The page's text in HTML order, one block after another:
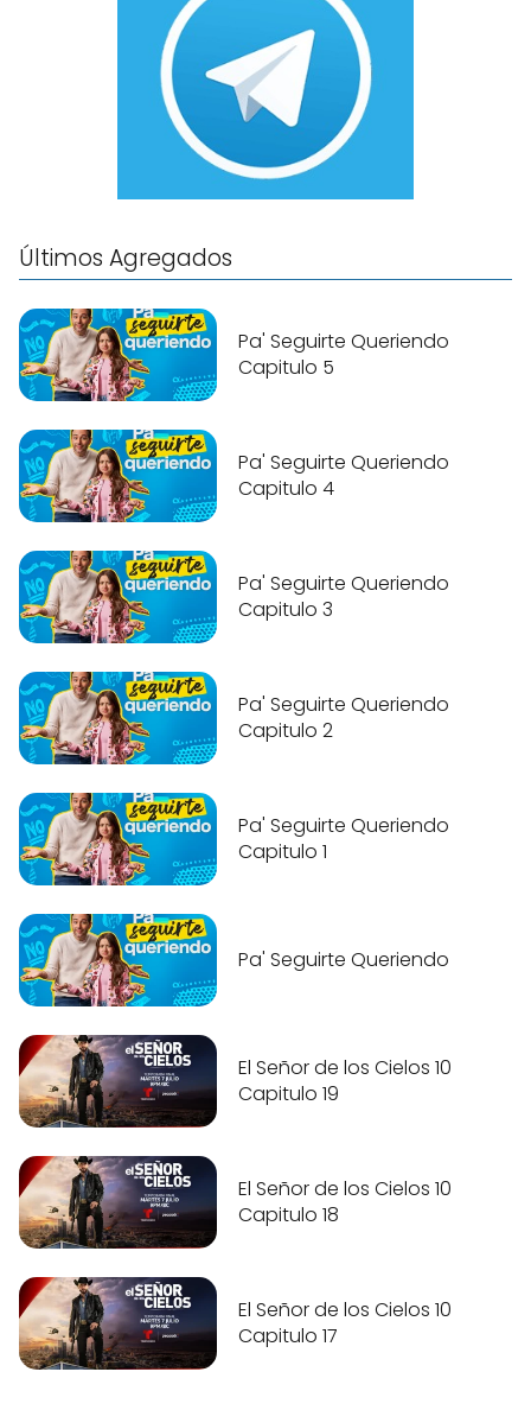
Últimos Agregados
Pa' Seguirte Queriendo
Capitulo 5
Pa' Seguirte Queriendo
Capitulo 4
Pa' Seguirte Queriendo
Capitulo 3
Pa' Seguirte Queriendo
Capitulo 2
Pa' Seguirte Queriendo
Capitulo 1
Pa' Seguirte Queriendo
El Señor de los Cielos 10
Capitulo 19
El Señor de los Cielos 10
Capitulo 18
El Señor de los Cielos 10
Capitulo 17